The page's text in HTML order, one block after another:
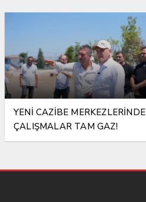
YENİ CAZİBE MERKEZLERİNDE
ÇALIŞMALAR TAM GAZ!